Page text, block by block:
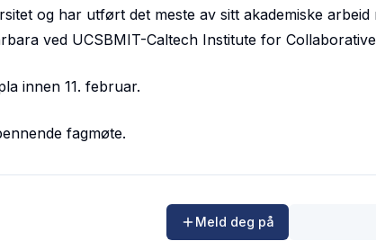
og har utført det meste av sitt akademiske
ved UCSBMIT-Caltech Institute for
innen 11. februar.
fagmøte.
Meld deg på